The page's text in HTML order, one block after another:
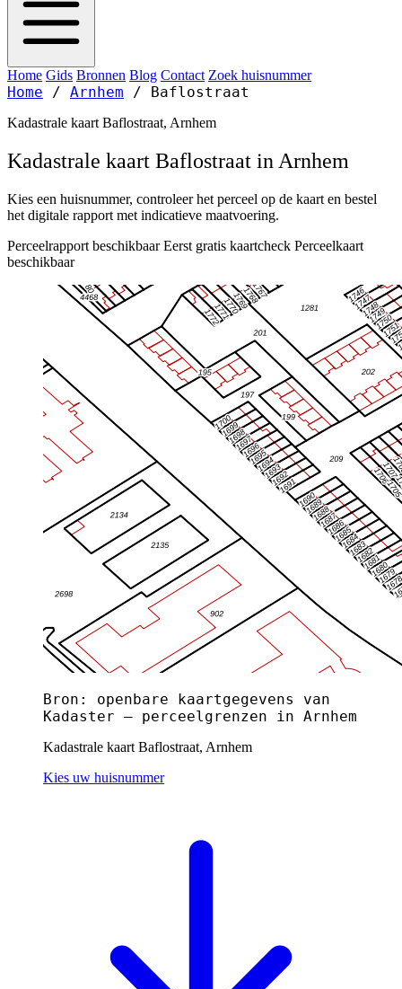
Home Gids Bronnen Blog Contact Zoek huisnummer
Home / Arnhem / Baflostraat
Kadastrale kaart Baflostraat, Arnhem
Kadastrale kaart Baflostraat in Arnhem
Kies een huisnummer, controleer het perceel op de kaart en bestel
het digitale rapport met indicatieve maatvoering.
Perceelrapport beschikbaar Eerst gratis kaartcheck Perceelkaart
beschikbaar
Bron: openbare kaartgegevens van
Kadaster — perceelgrenzen in Arnhem
Kadastrale kaart Baflostraat, Arnhem
Kies uw huisnummer